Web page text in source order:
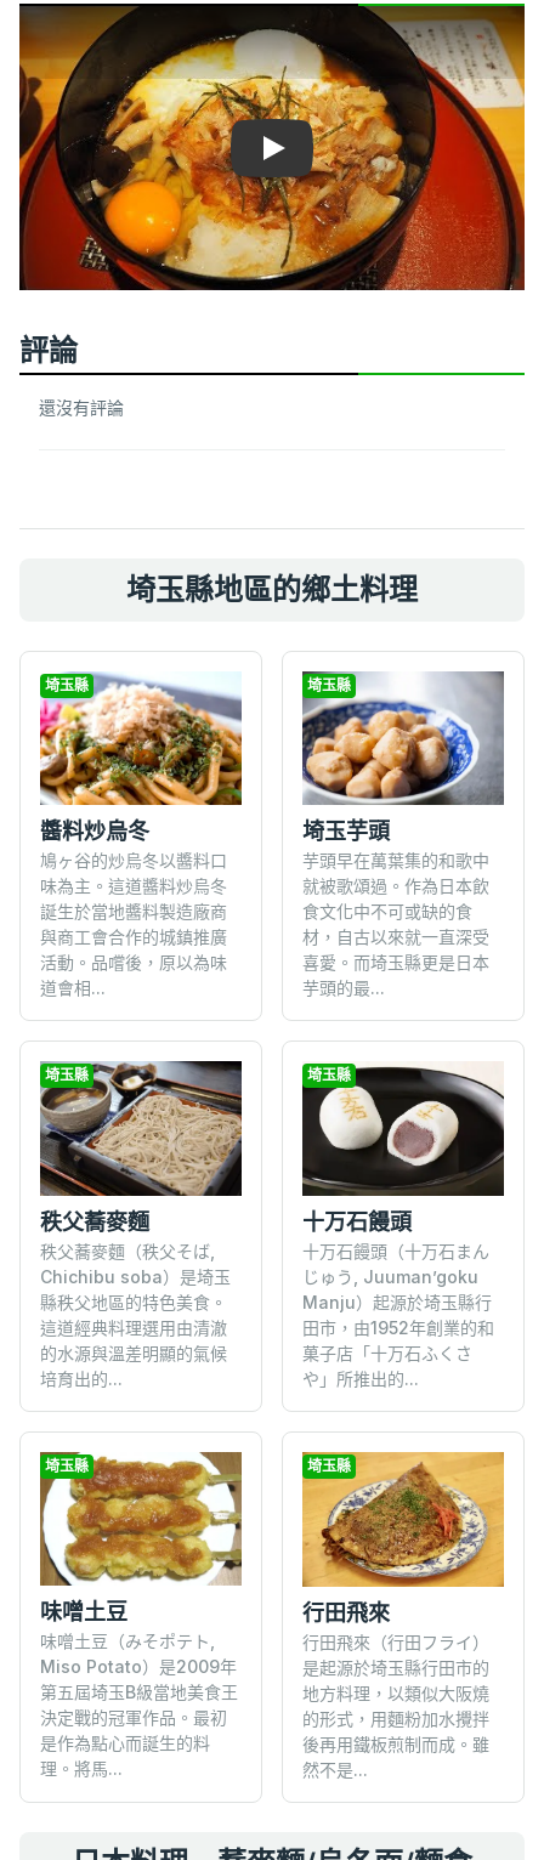
Play
評論
還沒有評論
埼玉縣地區的鄉土料理
埼玉縣
醬料炒烏冬
鳩ヶ谷的炒烏冬以醬料口
味為主。這道醬料炒烏冬
誕生於當地醬料製造廠商
與商工會合作的城鎮推廣
活動。品嚐後，原以為味
道會相...
埼玉縣
埼玉芋頭
芋頭早在萬葉集的和歌中
就被歌頌過。作為日本飲
食文化中不可或缺的食
材，自古以來就一直深受
喜愛。而埼玉縣更是日本
芋頭的最...
埼玉縣
秩父蕎麥麵
秩父蕎麥麵（秩父そば,
Chichibu soba）是埼玉
縣秩父地區的特色美食。
這道經典料理選用由清澈
的水源與溫差明顯的氣候
培育出的...
埼玉縣
十万石饅頭
十万石饅頭（十万石まん
じゅう, Juuman’goku
Manju）起源於埼玉縣行
田市，由1952年創業的和
菓子店「十万石ふくさ
や」所推出的...
埼玉縣
味噌土豆
味噌土豆（みそポテト,
Miso Potato）是2009年
第五屆埼玉B級當地美食王
決定戰的冠軍作品。最初
是作為點心而誕生的料
理。將馬...
埼玉縣
行田飛來
行田飛來（行田フライ）
是起源於埼玉縣行田市的
地方料理，以類似大阪燒
的形式，用麵粉加水攪拌
後再用鐵板煎制而成。雖
然不是...